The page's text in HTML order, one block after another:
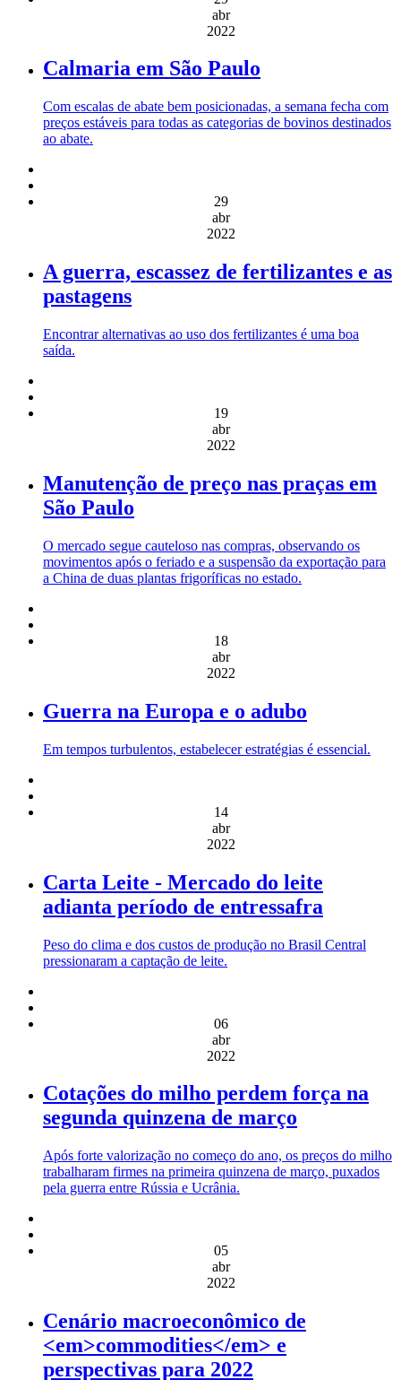
abr
2022
Calmaria em São Paulo
Com escalas de abate bem posicionadas, a semana fecha com
preços estáveis para todas as categorias de bovinos destinados
ao abate.
29
abr
2022
A guerra, escassez de fertilizantes e as
pastagens
Encontrar alternativas ao uso dos fertilizantes é uma boa
saída.
19
abr
2022
Manutenção de preço nas praças em
São Paulo
O mercado segue cauteloso nas compras, observando os
movimentos após o feriado e a suspensão da exportação para
a China de duas plantas frigoríficas no estado.
18
abr
2022
Guerra na Europa e o adubo
Em tempos turbulentos, estabelecer estratégias é essencial.
14
abr
2022
Carta Leite - Mercado do leite
adianta período de entressafra
Peso do clima e dos custos de produção no Brasil Central
pressionaram a captação de leite.
06
abr
2022
Cotações do milho perdem força na
segunda quinzena de março
Após forte valorização no começo do ano, os preços do milho
trabalharam firmes na primeira quinzena de março, puxados
pela guerra entre Rússia e Ucrânia.
05
abr
2022
Cenário macroeconômico de
<em>commodities</em> e
perspectivas para 2022